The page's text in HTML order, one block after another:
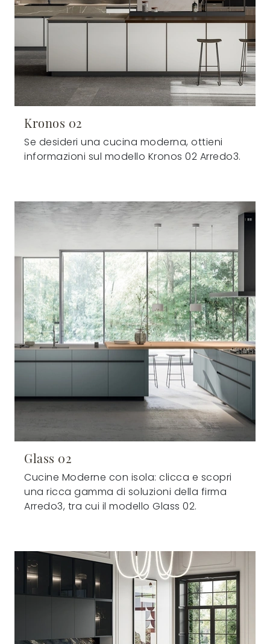
Kronos 02
Se desideri una cucina moderna, ottieni
informazioni sul modello Kronos 02 Arredo3.
Glass 02
Cucine Moderne con isola: clicca e scopri
una ricca gamma di soluzioni della firma
Arredo3, tra cui il modello Glass 02.